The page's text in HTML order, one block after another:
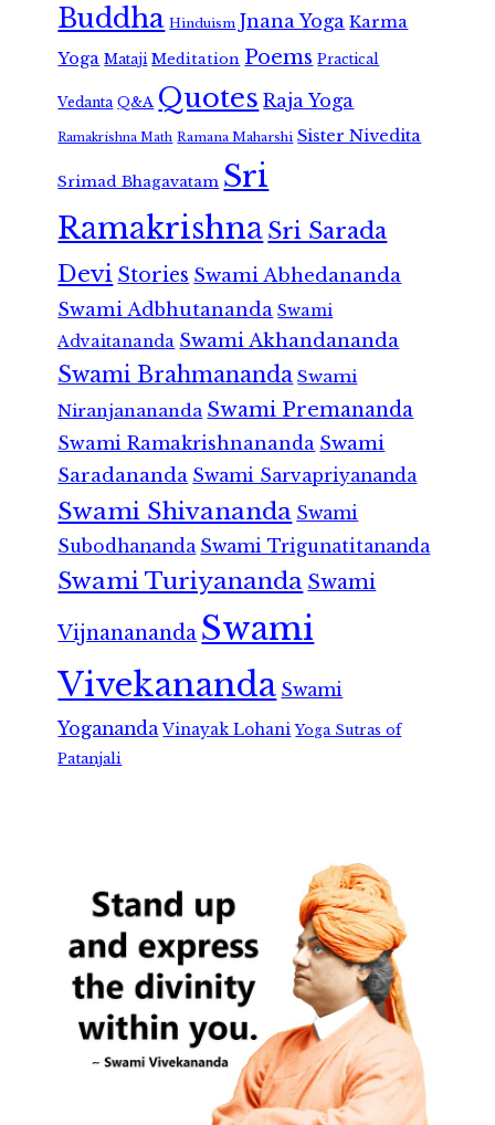
Buddha Hinduism Jnana Yoga Karma
Yoga Mataji Meditation Poems Practical
Vedanta Q&A Quotes Raja Yoga
Ramakrishna Math Ramana Maharshi Sister Nivedita
Srimad Bhagavatam Sri
RamakrishnaSri Sarada
Devi Stories Swami Abhedananda
Swami Adbhutananda Swami
Advaitananda Swami Akhandananda
Swami Brahmananda Swami
Niranjanananda Swami Premananda
Swami Ramakrishnananda Swami
Saradananda Swami Sarvapriyananda
Swami Shivananda Swami
Subodhananda Swami Trigunatitananda
Swami Turiyananda Swami
Vijnanananda Swami
Vivekananda Swami
Yogananda Vinayak Lohani Yoga Sutras of
Patanjali